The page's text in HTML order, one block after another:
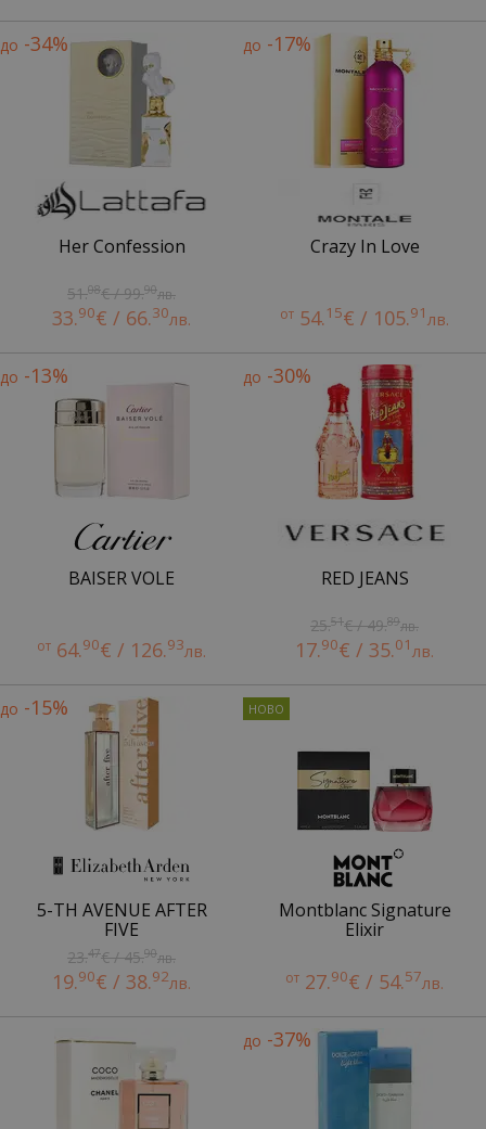
до -34%
Her Confession
51.08€ / 99.90лв.
33.90€ / 66.30лв.
до -17%
Crazy In Love
от 54.15€ / 105.91лв.
до -13%
BAISER VOLE
от 64.90€ / 126.93лв.
до -30%
RED JEANS
25.51€ / 49.89лв.
17.90€ / 35.01лв.
до -15%
5-TH AVENUE AFTER
FIVE
23.47€ / 45.90лв.
19.90€ / 38.92лв.
Montblanc Signature
Elixir
от 27.90€ / 54.57лв.
до -37%